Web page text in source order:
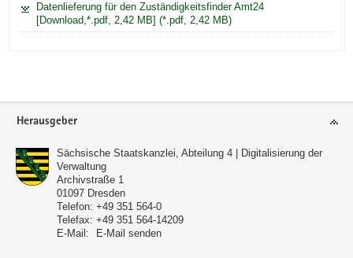
Datenlieferung für den Zuständigkeitsfinder Amt24
[Download,*.pdf, 2,42 MB] (*.pdf, 2,42 MB)
Footer-
Herausgeber
Sächsische Staatskanzlei, Abteilung 4 | Digitalisierung der
Verwaltung
Archivstraße 1
01097 Dresden
Telefon: +49 351 564-0
Telefax: +49 351 564-14209
E-Mail:
E-Mail senden